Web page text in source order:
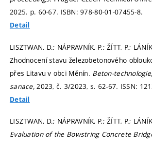
2025. p. 60-67. ISBN: 978-80-01-07455-8.
Detail
LISZTWAN, D.; NÁPRAVNÍK, P.; ŽÍTT, P.;
Zhodnocení stavu železobetonového
přes Litavu v obci Měnín. Beton-
sanace, 2023, č. 3/2023,s. 62-67. ISSN:
Detail
LISZTWAN, D.; NÁPRAVNÍK, P.; ŽÍTT, P.;
Evaluation of the Bowstring Concrete